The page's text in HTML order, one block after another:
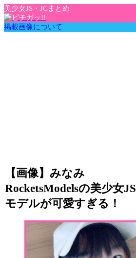
美少女JS・JCまとめ
掲載画像について
【画像】みなみ
RocketsModelsの美少女JS
モデルが可愛すぎる！